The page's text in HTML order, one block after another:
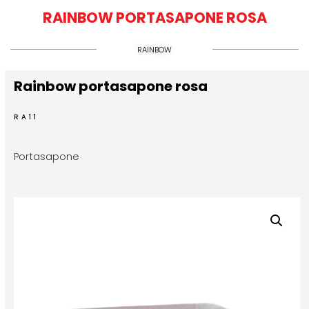
RAINBOW PORTASAPONE ROSA
RAINBOW
Rainbow portasapone rosa
RA11
Portasapone